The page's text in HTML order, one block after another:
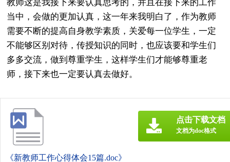
教师这是我接下来要认真思考的，并且在接下来的工作
当中，会做的更加认真，这一年来我明白了，作为教师
需要不断的提高自身教学素质，关爱每一位学生，一定
不能够区别对待，传授知识的同时，也应该要和学生们
多多交流，做到尊重学生，这样学生们才能够尊重老
师，接下来也一定要认真去做好。
《新教师工作心得体会15篇.doc》
点击下载文档
文档为doc格式